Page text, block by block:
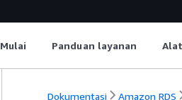
Mulai Panduan layanan
Dokumentasi Amazon RDS